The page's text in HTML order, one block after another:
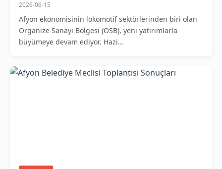
2026-06-15
Afyon ekonomisinin lokomotif sektörlerinden biri olan
Organize Sanayi Bölgesi (OSB), yeni yatırımlarla
büyümeye devam ediyor. Hazi...